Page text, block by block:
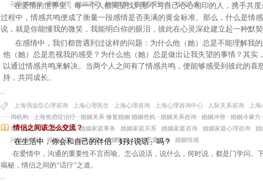
问题 抑郁症
婚姻心理 婚姻恋爱 婚姻救援 婚姻恋爱咨询 婚姻情感
在爱情的世界里，每一个人都渴望找到那个与自己心心相印的人，携手共
过程中，情感共鸣便成了衡量一段感情是否美满的黄金标准。那么，什么是情
说，就是你能懂我的微笑，我能明白你的眼泪，彼此在心灵深处建立起一种默契
在感情中，我们都曾遇到过这样的问题：为什么他（她）总是不能理解我
他（她）总是忽视我的感受？为什么他（她）总是做出让我失望的事情？其实
以通过情感共鸣来解决。当两个人之间有了情感共鸣，便能够感受到彼此的喜
持，共同成长。
...
上海强迫症心理咨询 上海心理医生 上海心理咨询 上海心理咨询中心 人际关系咨询
上
询机构
上海焦虑症治疗 婚姻关系 修复婚姻 婚姻危机 婚姻关系咨询 婚姻冲突 婚姻冷暴力
师
婚姻基础 婚姻家庭 婚姻家庭事务 婚姻家庭关系 婚姻家庭咨询 婚姻家庭心理咨询 婚
问题 抑郁症
婚姻心理 婚姻恋爱 婚姻救援 婚姻恋爱咨询 婚姻情感
情侣之间该怎么交流？
在生活中，你会和自己的伴侣「好好说话」吗？
在爱情中，沟通的重要性不言而喻。怎么说话，说什么，何时说，都是门学问。
揭秘，情侣之间的“话疗”之道。
...